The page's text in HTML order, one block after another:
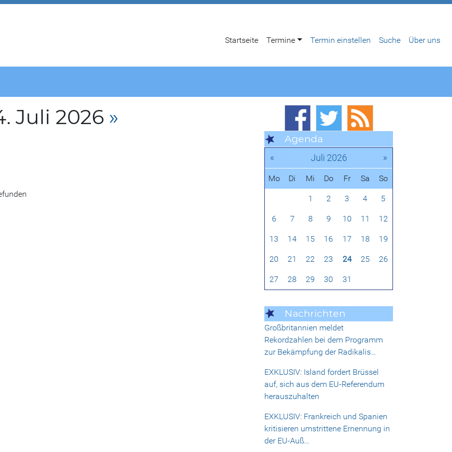
Startseite Termine Termin einstellen Suche Über uns
Juli 2026 »
Agenda
« Juli 2026 »
Mo Di Mi Do Fr Sa So
1 2 3 4 5
6 7 8 9 10 11 12
13 14 15 16 17 18 19
20 21 22 23 24 25 26
27 28 29 30 31
Nachrichten
Großbritannien meldet
Rekordzahlen bei dem Programm
zur Bekämpfung der Radikalis…
EXKLUSIV: Island fordert Brüssel
auf, sich aus dem EU-Referendum
herauszuhalten
EXKLUSIV: Frankreich und Spanien
kritisieren umstrittene Ernennung in
der EU-Auß…